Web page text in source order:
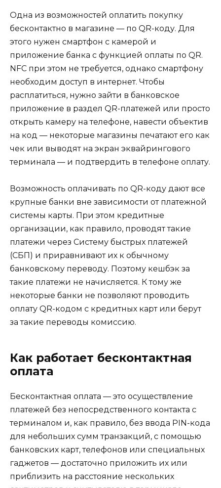
Одна из возможностей оплатить покупку
бесконтактно в магазине — по QR-коду. Для
этого нужен смартфон с камерой и
приложение банка с функцией оплаты по QR.
NFC при этом не требуется, однако смартфону
необходим доступ в интернет. Чтобы
расплатиться, нужно зайти в банковское
приложение в раздел QR-платежей или просто
открыть камеру на телефоне, навести объектив
на код — некоторые магазины печатают его как
чек или выводят на экран эквайрингового
терминала — и подтвердить в телефоне оплату.
Возможность оплачивать по QR-коду дают все
крупные банки вне зависимости от платежной
системы карты. При этом кредитные
организации, как правило, проводят такие
платежи через Систему быстрых платежей
(СБП) и приравнивают их к обычному
банковскому переводу. Поэтому кешбэк за
такие платежи не начисляется. К тому же
некоторые банки не позволяют проводить
оплату QR-кодом с кредитных карт или берут
за такие переводы комиссию.
Как работает бесконтактная
оплата
Бесконтактная оплата — это осуществление
платежей без непосредственного контакта с
терминалом и, как правило, без ввода PIN-кода
для небольших сумм транзакций, с помощью
банковских карт, телефонов или специальных
гаджетов — достаточно приложить их или
приблизить на расстояние нескольких